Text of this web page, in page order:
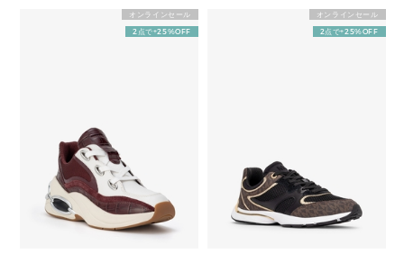
オンラインセール
2点で+25%OFF
オンラインセール
2点で+25%OFF